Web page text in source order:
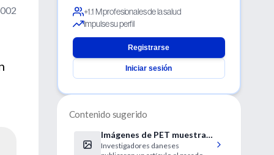
+1.1 M profesionales de la salud
Impulse su perfil
Registrarse
Iniciar sesión
Contenido sugerido
Imágenes de PET muestran
que analgésicos y placebo
Investigadores daneses